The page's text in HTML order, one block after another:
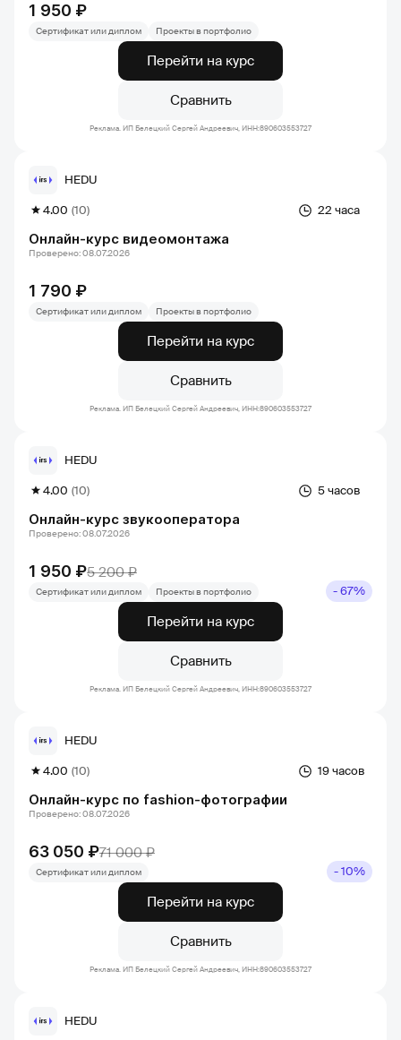
1 950 ₽
Сертификат или диплом Проекты в портфолио
Перейти на курс
Сравнить
Реклама. ИП Белецкий Сергей Андреевич, ИНН:890603553727
Онлайн-курс видеомонтажа
22 часа
4.00 (10)
HEDU
1 790 ₽
Проверено: 08.07.2026
Сертификат или диплом Проекты в портфолио
Перейти на курс
Сравнить
Реклама. ИП Белецкий Сергей Андреевич, ИНН:890603553727
Онлайн-курс звукооператора
5 часов
4.00 (10)
HEDU
1 950 ₽5 200 ₽
Проверено: 08.07.2026
Сертификат или диплом Проекты в портфолио - 67%
Перейти на курс
Сравнить
Реклама. ИП Белецкий Сергей Андреевич, ИНН:890603553727
Онлайн-курс по fashion-фотографии
19 часов
4.00 (10)
HEDU
63 050 ₽71 000 ₽
Проверено: 08.07.2026
Сертификат или диплом - 10%
Перейти на курс
Сравнить
Реклама. ИП Белецкий Сергей Андреевич, ИНН:890603553727
HEDU